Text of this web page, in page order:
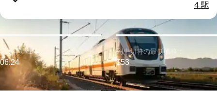
4 駅
最も早い出発：
06:24
列車切符の最低価格：
$53